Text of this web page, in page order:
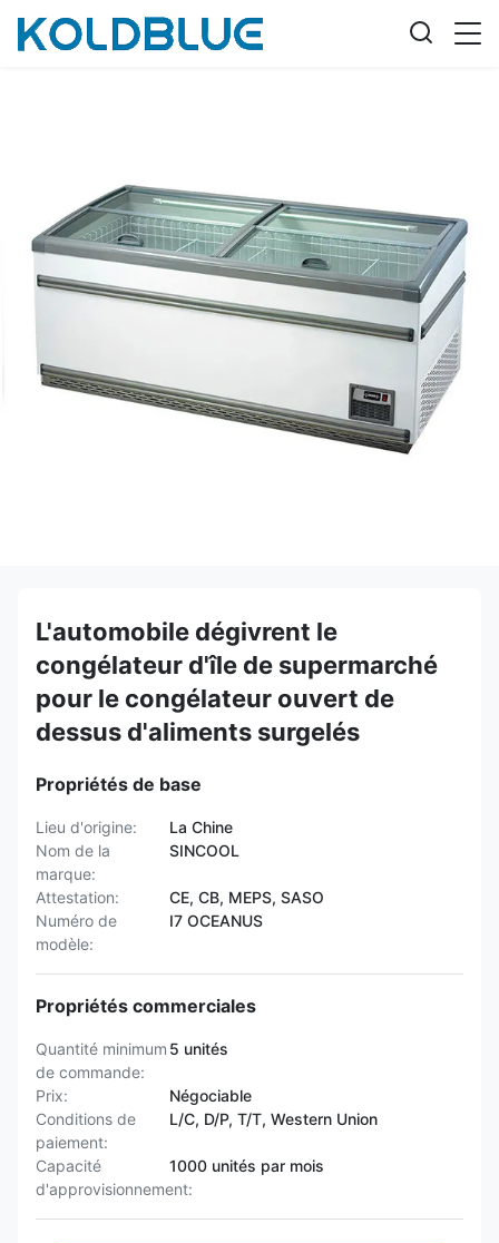
L'automobile dégivrent le
congélateur d'île de supermarché
pour le congélateur ouvert de
dessus d'aliments surgelés
Propriétés de base
Lieu d'origine:
La Chine
Nom de la
marque:
SINCOOL
Attestation:
CE, CB, MEPS, SASO
Numéro de
modèle:
I7 OCEANUS
Propriétés commerciales
Quantité minimum
de commande:
5 unités
Prix:
Négociable
Conditions de
paiement:
L/C, D/P, T/T, Western Union
Capacité
d'approvisionnement:
1000 unités par mois